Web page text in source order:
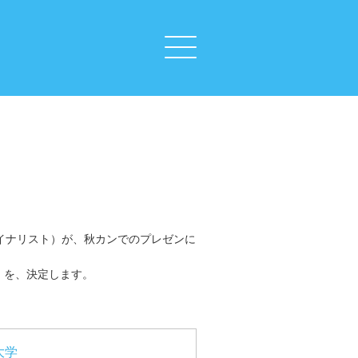
リスト）が、秋カンでのプレゼンに
、決定します。
学